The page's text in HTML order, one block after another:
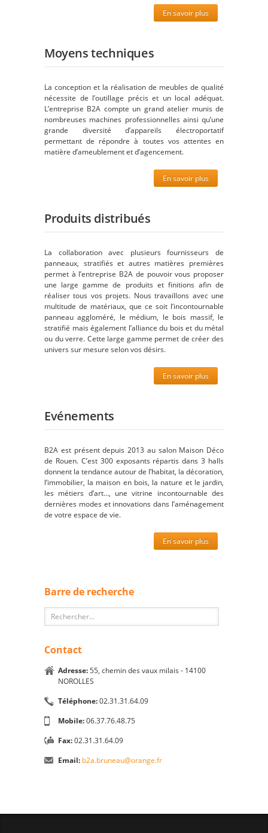
En savoir plus
Moyens techniques
La conception et la réalisation de meubles de qualité
nécessite de l’outillage précis et un local adéquat.
L’entreprise B2A compte un grand atelier munis de
nombreuses machines professionnelles ainsi qu’une
grande diversité d’appareils électroportatif
permettant de répondre à toutes vos attentes en
matière d’ameublement et d’agencement.
En savoir plus
Produits distribués
La collaboration avec plusieurs fournisseurs de
panneaux, stratifiés et autres matières premières
permet à l’entreprise B2A de pouvoir vous proposer
une large gamme de produits et finitions afin de
réaliser tous vos projets. Nous travaillons avec une
multitude de matériaux, que ce soit l’incontournable
panneau aggloméré, le médium, le bois massif, le
stratifié mais également l’alliance du bois et du métal
ou du verre. Cette large gamme permet de créer des
univers sur mesure selon vos désirs.
En savoir plus
Evénements
B2A est présent depuis 2013 au salon Maison Déco
de Rouen. C’est 300 exposants répartis dans 3 halls
donnent la tendance autour de l’habitat, la décoration,
l’immobilier, la maison en bois, la nature et le jardin,
les métiers d’art…, une vitrine incontournable des
dernières modes et innovations dans l’aménagement
de votre espace de vie.
En savoir plus
Barre de recherche
Contact
Adresse:55, chemin des vaux milais - 14100
NOROLLES
Téléphone:02.31.31.64.09
Mobile:06.37.76.48.75
Fax:02.31.31.64.09
Email: b2a.bruneau@orange.fr